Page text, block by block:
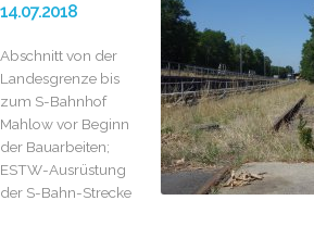
14.07.2018
Abschnitt von der
Landesgrenze bis
zum S-Bahnhof
Mahlow vor Beginn
der Bauarbeiten;
ESTW-Ausrüstung
der S-Bahn-Strecke